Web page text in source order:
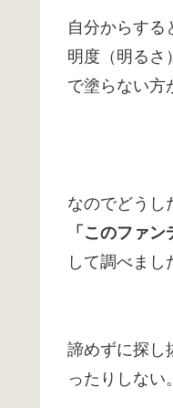
自分からする
明度（明るさ
で塗らない方
なのでどうし
「このファ
して調べまし
諦めずに探し
ったりしない